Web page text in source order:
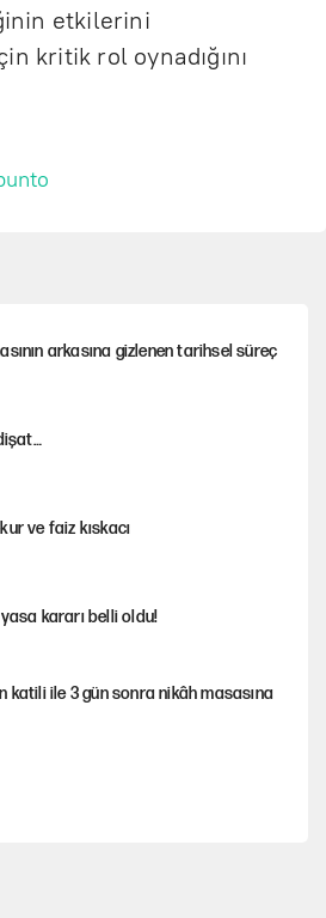
etkilerini
kritik rol oynadığını
arkasına gizlenen tarihsel süreç
ve faiz kıskacı
kararı belli oldu!
katili ile 3 gün sonra nikâh masasına